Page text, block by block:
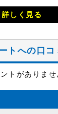
詳しく見る
トへの口コ
トがありませ